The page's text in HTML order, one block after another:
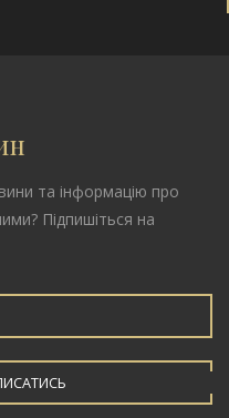
та інформацію про
Підпишіться на